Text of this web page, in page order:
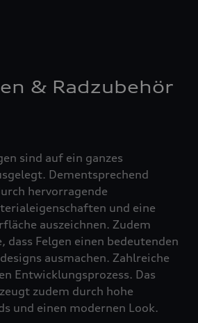
& Radzubehör
sind auf ein ganzes
Dementsprechend
hervorragende
und eine
auszeichnen. Zudem
dass Felgen einen bedeutenden
ausmachen. Zahlreiche
Entwicklungsprozess. Das
zudem durch hohe
und einen modernen Look.